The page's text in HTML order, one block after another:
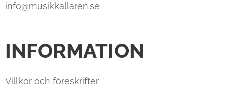
info@musikkallaren.se
INFORMATION
Villkor och föreskrifter